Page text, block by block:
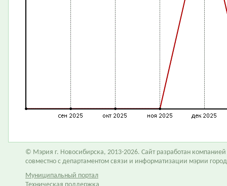
© Мэрия г. Новосибирска, 2013-2026. Сайт разработан компанией
совместно с департаментом связи и информатизации мэрии
Муниципальный портал